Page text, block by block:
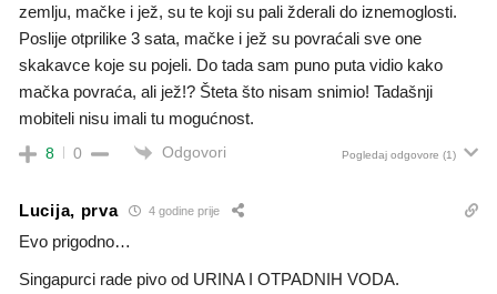
zemlju, mačke i jež, su te koji su pali žderali do iznemoglosti.
Poslije otprilike 3 sata, mačke i jež su povraćali sve one
skakavce koje su pojeli. Do tada sam puno puta vidio kako
mačka povraća, ali jež!? Šteta što nisam snimio! Tadašnji
mobiteli nisu imali tu mogućnost.
8 0 Odgovori Pogledaj odgovore (1)
Lucija, prva 4 godine prije
Evo prigodno…
Singapurci rade pivo od URINA I OTPADNIH VODA.